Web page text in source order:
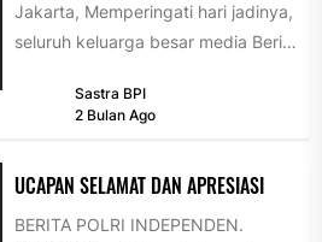
Jakarta, Memperingati hari jadinya,
seluruh keluarga besar media Berita
pernyataan resmi terkait
Sastra BPI
2 Bulan Ago
UCAPAN SELAMAT DAN APRESIASI
BERITA POLRI INDEPENDEN.